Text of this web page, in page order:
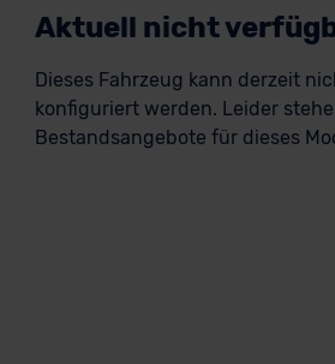
Aktuell nicht
Dieses Fahrzeug kann derzeit
konfiguriert werden. Leider
Bestandsangebote für dieses